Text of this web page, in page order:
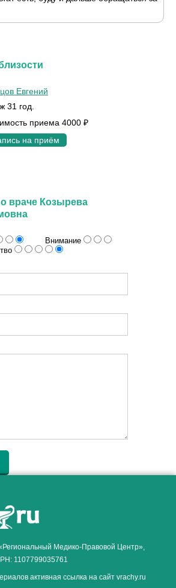
Евгений
31 год.
приема 4000 ₽
на приём
враче Козырева
Внимание
Медико-Правовой Центр»,
1107799035761
активная ссылка на сайт vrachy.ru